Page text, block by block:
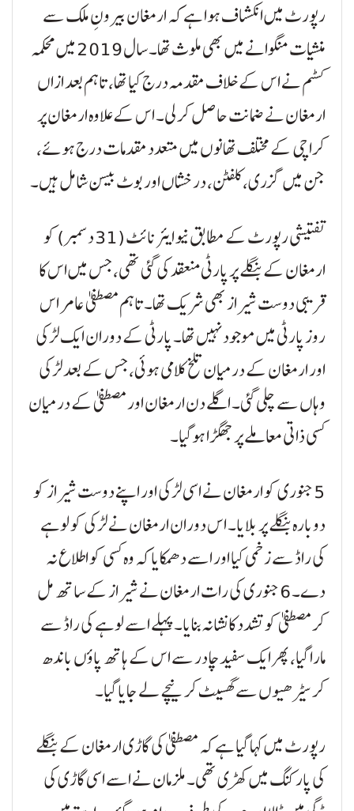
رپورٹ میں انکشاف ہوا ہے کہ ارمغان بیرونِ ملک سے
منشیات منگوانے میں بھی ملوث تھا۔ سال 2019 میں محکمہ
کسٹم نے اس کے خلاف مقدمہ درج کیا تھا، تاہم بعد ازاں
ارمغان نے ضمانت حاصل کر لی۔ اس کے علاوہ ارمغان پر
کراچی کے مختلف تھانوں میں متعدد مقدمات درج ہوئے،
جن میں گزری، کلفٹن، درخشاں اور بوٹ بیسن شامل ہیں۔
تفتیشی رپورٹ کے مطابق نیو ایئر نائٹ (31 دسمبر) کو
ارمغان کے بنگلے پر پارٹی منعقد کی گئی تھی، جس میں اس کا
قریبی دوست شیراز بھی شریک تھا۔ تاہم مصطفیٰ عامر اس
روز پارٹی میں موجود نہیں تھا۔ پارٹی کے دوران ایک لڑکی
اور ارمغان کے درمیان تلخ کلامی ہوئی، جس کے بعد لڑکی
وہاں سے چلی گئی۔ اگلے دن ارمغان اور مصطفیٰ کے درمیان
کسی ذاتی معاملے پر جھگڑا ہوگیا۔
5 جنوری کو ارمغان نے اسی لڑکی اور اپنے دوست شیراز کو
دوبارہ بنگلے پر بلایا۔ اس دوران ارمغان نے لڑکی کو لوہے
کی راڈ سے زخمی کیا اور اسے دھمکایا کہ وہ کسی کو اطلاع نہ
دے۔ 6 جنوری کی رات ارمغان نے شیراز کے ساتھ مل
کر مصطفیٰ کو تشدد کا نشانہ بنایا۔ پہلے اسے لوہے کی راڈ سے
مارا گیا، پھر ایک سفید چادر سے اس کے ہاتھ پاؤں باندھ
کر سیڑھیوں سے گھسیٹ کر نیچے لے جایا گیا۔
رپورٹ میں کہا گیا ہے کہ مصطفیٰ کی گاڑی ارمغان کے بنگلے
کی پارکنگ میں کھڑی تھی۔ ملزمان نے اسے اسی گاڑی کی